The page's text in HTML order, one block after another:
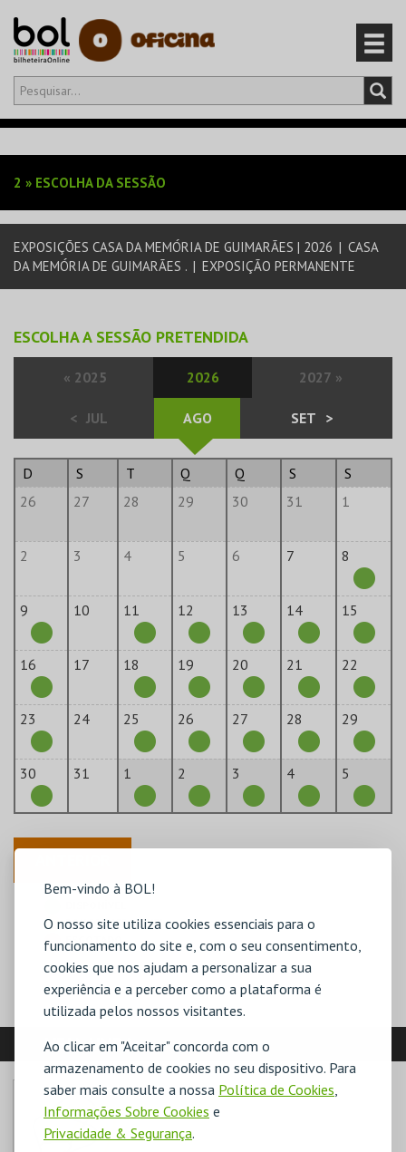
Bem-vindo à BOL!
O nosso site utiliza cookies essenciais para o
funcionamento do site e, com o seu consentimento,
cookies que nos ajudam a personalizar a sua
experiência e a perceber como a plataforma é
utilizada pelos nossos visitantes.
Ao clicar em "Aceitar" concorda com o
armazenamento de cookies no seu dispositivo. Para
saber mais consulte a nossa Política de Cookies,
Informações Sobre Cookies e
Privacidade & Segurança.
Olá,iniciar sessão
EVENTOS
CARTÕES
2 » ESCOLHA DA SESSÃO
EXPOSIÇÕES CASA DA MEMÓRIA DE GUIMARÃES | 2026 | CASA
DA MEMÓRIA DE GUIMARÃES . | EXPOSIÇÃO PERMANENTE
ESCOLHA A SESSÃO PRETENDIDA
« 2025 2026 2027 »
< JUL AGO SET >
D S T Q Q S
S
26
27 28 29 30 31 1
2 3 4 5 6 7 8
9 10 11 12 13 14 15
16 17 18 19 20 21 22
23 24 25 26 27 28 29
30 31 1 2 3 4 5
POUCO DISPONÍVEL
ESGOTADO
VEJA AINDA: